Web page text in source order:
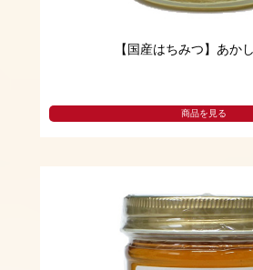
【国産はちみつ】あか
商品を見る